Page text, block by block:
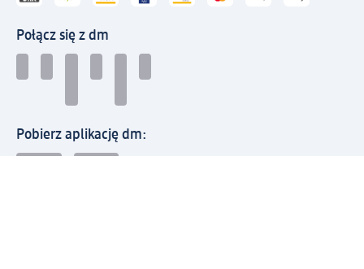
Połącz się z dm
Pobierz aplikację dm: